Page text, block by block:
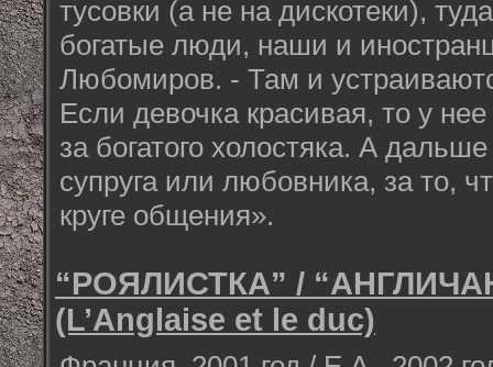
тусовки (а не на дискотеки),
богатые люди, наши и
Любомиров. - Там и
Если девочка красивая, то у
за богатого холостяка. А
супруга или любовника, за то,
круге общения».
“РОЯЛИСТКА” /
(L’Anglaise et le duc)